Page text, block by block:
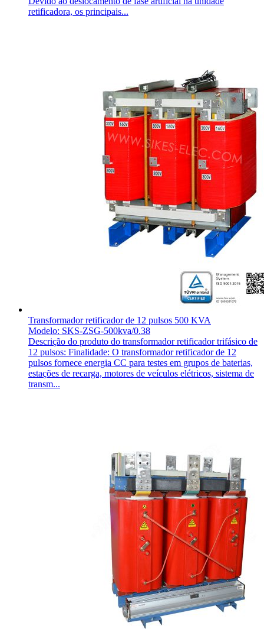
retificadora, os principais...
Transformador retificador de 12 pulsos 500 KVA
Modelo: SKS-ZSG-500kva/0.38
Descrição do produto do transformador retificador trifásico de
12 pulsos: Finalidade: O transformador retificador de 12
pulsos fornece energia CC para testes em grupos de baterias,
estações de recarga, motores de veículos elétricos, sistema de
transm...